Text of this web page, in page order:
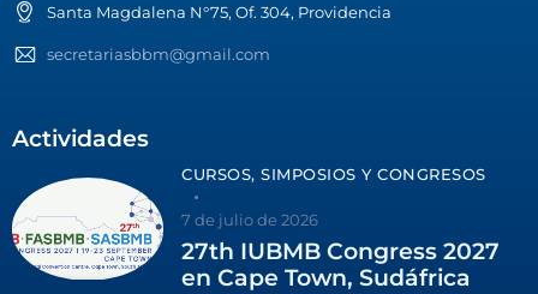
Santa Magdalena N°75, Of. 304, Providencia
secretariasbbm@gmail.com
Actividades
CURSOS, SIMPOSIOS Y CONGRESOS
7 de julio de 2026
27th IUBMB Congress 2027
en Cape Town, Sudáfrica